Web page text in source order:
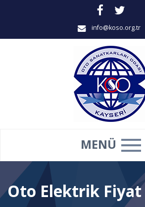
info@koso.org.tr
MENÜ
Oto Elektrik Fiyat